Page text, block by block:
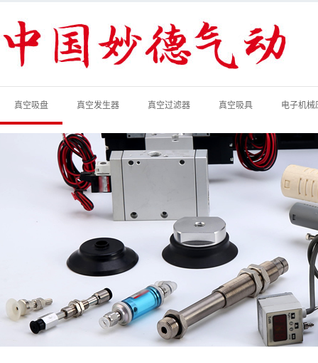
真空吸盘 真空发生器 真空过滤器 真空吸具 电子机械